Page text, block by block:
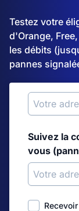
Testez votre
d'Orange,
les débits
pannes
Suivez la
vous